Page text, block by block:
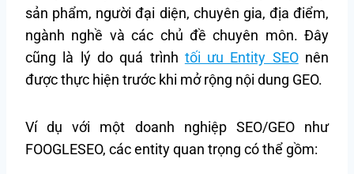
sản phẩm, người đại diện, chuyên gia, địa điểm,
ngành nghề và các chủ đề chuyên môn. Đây
cũng là lý do quá trình tối ưu Entity SEOnên
được thực hiện trước khi mở rộng nội dung GEO.
Ví dụ với một doanh nghiệp SEO/GEO như
FOOGLESEO, các entity quan trọng có thể gồm: